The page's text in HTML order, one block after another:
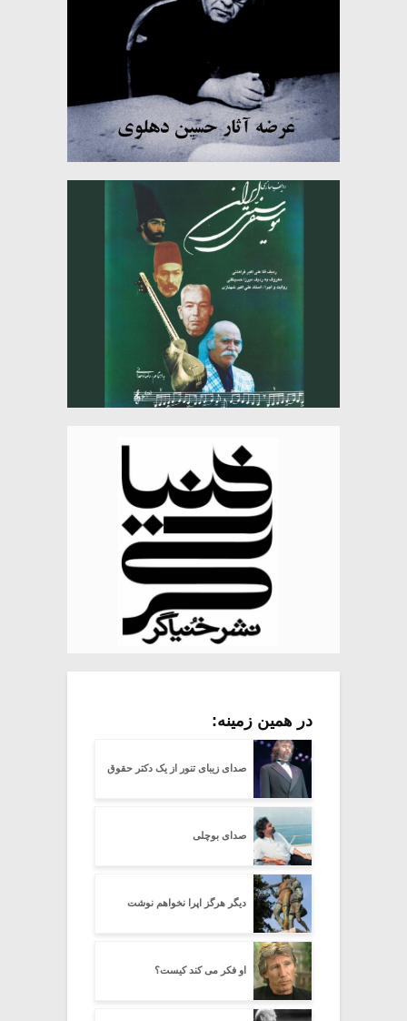
در همین زمینه:
صدای زیبای تنور از یک دکتر حقوق
صدای بوچلی
دیگر هرگز اپرا نخواهم نوشت
او فکر می کند کیست؟